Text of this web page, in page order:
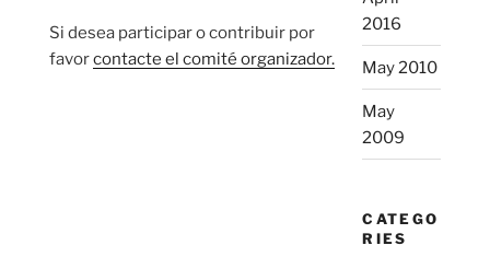
Si desea participar o contribuir por
favorcontacte el comité organizador.
2016
May 2010
May
2009
CATEGO
RIES